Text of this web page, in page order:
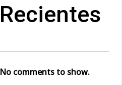
Recientes
No comments to show.